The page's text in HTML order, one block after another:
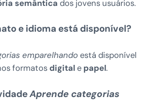
semântica dos jovens usuários.
e idioma está disponível?
emparelhando está disponível
formatos digitale papel.
Aprende categorias